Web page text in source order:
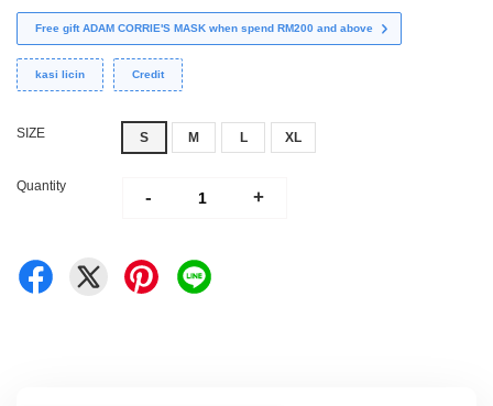
Free gift ADAM CORRIE'S MASK when spend RM200 and above
kasi licin Credit
SIZE S M L XL
Quantity
- +